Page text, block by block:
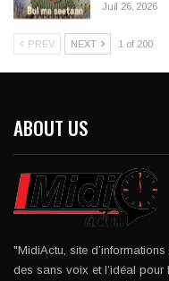
Juil 26, 2026
PREV NEXT 1 of 200
ABOUT US
"MidiActu, site
des sans voix et l’idéal